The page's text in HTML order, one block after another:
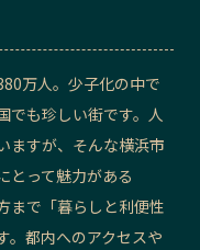
万人。少子化の中で
でも珍しい街です。人
ますが、そんな横浜市
とって魅力がある
まで「暮らしと利便性
。都内へのアクセスや